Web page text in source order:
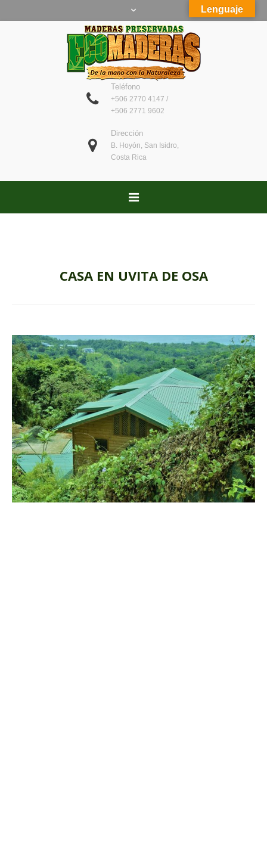
Teléfono
+506 2770 4147 /
+506 2771 9602
Dirección
B. Hoyón, San Isidro,
Costa Rica
CASA EN UVITA DE OSA
Lenguaje